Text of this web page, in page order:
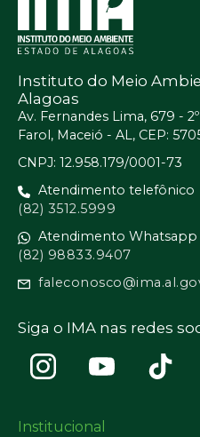
Instituto do Meio
Alagoas
Av. Fernandes Lima, 679 - 2º
Farol, Maceió - AL, CEP:
CNPJ: 12.958.179/0001-73
Atendimento telefônico
(82) 3512.5999
Atendimento Whatsapp
(82) 98833.9407
Siga o IMA nas redes
Institucional